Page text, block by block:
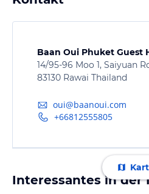
Baan Oui Phuket Guest
14/95-96 Moo 1, Saiyuan
83130 Rawai Thailand
oui@baanoui.com
+66812555805
Interessantes in der